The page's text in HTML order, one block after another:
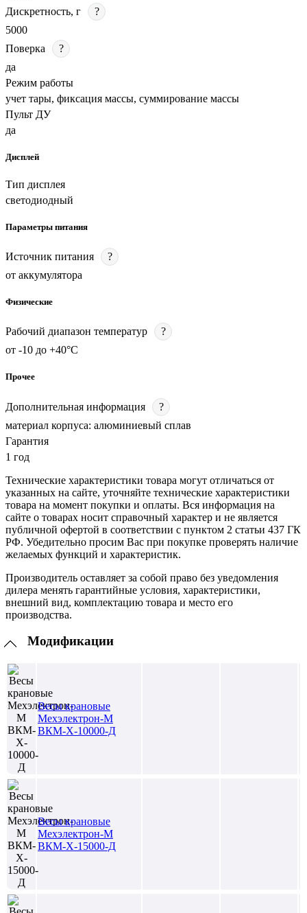
Дискретность, г
?
5000
Поверка
?
да
Режим работы
учет тары, фиксация массы, суммирование массы
Пульт ДУ
да
Дисплей
Тип дисплея
светодиодный
Параметры питания
Источник питания
?
от аккумулятора
Физические
Рабочий диапазон температур
?
от -10 до +40°C
Прочее
Дополнительная информация
?
материал корпуса: алюминиевый сплав
Гарантия
1 год
Технические характеристики товара могут отличаться от
указанных на сайте, уточняйте технические характеристики
товара на момент покупки и оплаты. Вся информация на
сайте о товарах носит справочный характер и не является
публичной офертой в соответствии с пунктом 2 статьи 437 ГК
РФ. Убедительно просим Вас при покупке проверять наличие
желаемых функций и характеристик.
Производитель оставляет за собой право без уведомления
дилера менять гарантийные условия, характеристики,
внешний вид, комплектацию товара и место его
производства.
Модификации
Весы крановые
Мехэлектрон-М
ВКМ-X-10000-Д
Весы крановые
Мехэлектрон-М
ВКМ-X-15000-Д